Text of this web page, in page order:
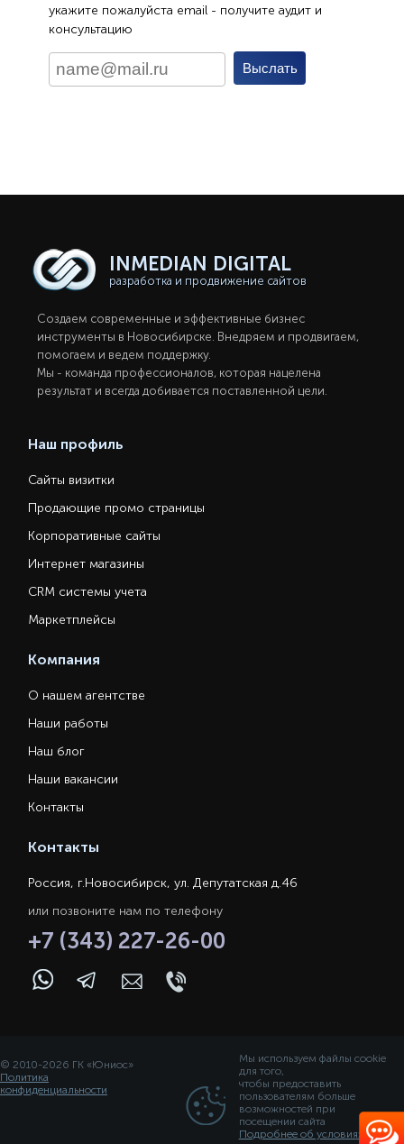
укажите пожалуйста email - получите аудит и
консультацию
INMEDIAN DIGITAL
разработка и продвижение сайтов
Создаем современные и эффективные бизнес
инструменты в Новосибирcке. Внедряем и продвигаем,
помогаем и ведем поддержку.
Мы - команда профессионалов, которая нацелена
результат и всегда добивается поставленной цели.
Наш профиль
Сайты визитки
Продающие промо страницы
Корпоративные сайты
Интернет магазины
CRM системы учета
Маркетплейсы
Компания
О нашем агентстве
Наши работы
Наш блог
Наши вакансии
Контакты
Контакты
Россия, г.Новосибирск, ул. Депутатская д.46
или позвоните нам по телефону
+7 (343) 227-26-00
© 2010-2026 ГК «Юниос»
Политика
конфиденциальности
Мы используем файлы cookie
для того,
чтобы предоставить
пользователям больше
возможностей при
посещении сайта
Подробнее об условиях